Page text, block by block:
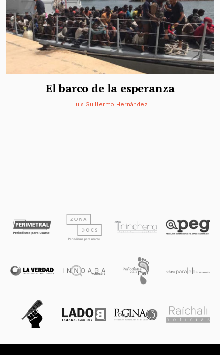
El barco de la esperanza
Luis Guillermo Hernández